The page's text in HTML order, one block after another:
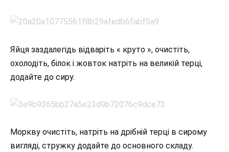
Яйця заздалегідь відваріть « круто », очистіть,
охолодіть, білок і жовток натріть на великій терці,
додайте до сиру.
Моркву очистіть, натріть на дрібній терці в сирому
вигляді, стружку додайте до основного складу.